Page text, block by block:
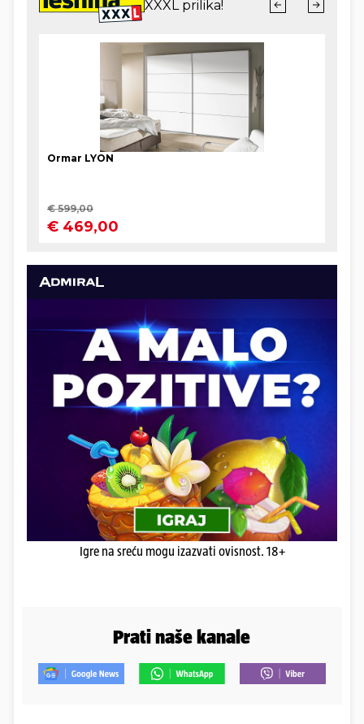
Igre na sreću mogu izazvati ovisnost. 18+
Prati naše kanale